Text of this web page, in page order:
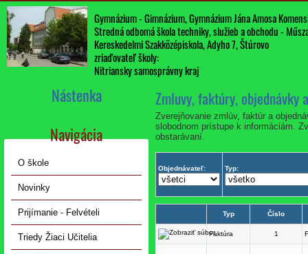
Gymnázium - Gimnázium, Gymnázium Jána Amosa
Stredná odbomá škola techniky, služieb a obchodu -
Kereskedelmi Szakközépiskola, Adyho 7, Štúrovo
zriaďovateľ školy:
Nitriansky samosprávny kraj
Nástenka
Navigácia
O škole
Novinky
Prijímanie - Felvételi
Triedy Žiaci Učitelia
Zmluvy, faktúry, objednávky
Zverejňovanie zmlúv, faktúr a
slobodnom prístupe k informáciám.
obstarávaní.
Objednávateľ: Typ:
Typ Číslo
Faktúra 1